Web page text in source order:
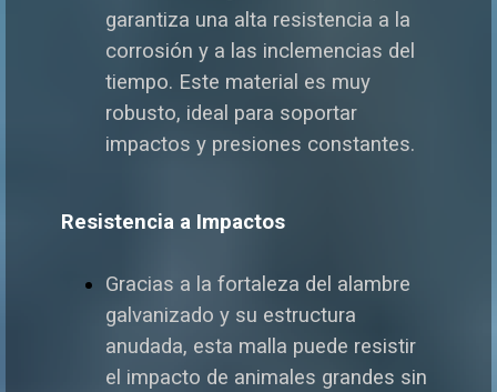
garantiza una alta resistencia a la
corrosión y a las inclemencias del
tiempo. Este material es muy
robusto, ideal para soportar
impactos y presiones constantes.
Resistencia a Impactos
Gracias a la fortaleza del alambre
galvanizado y su estructura
anudada, esta malla puede resistir
el impacto de animales grandes sin